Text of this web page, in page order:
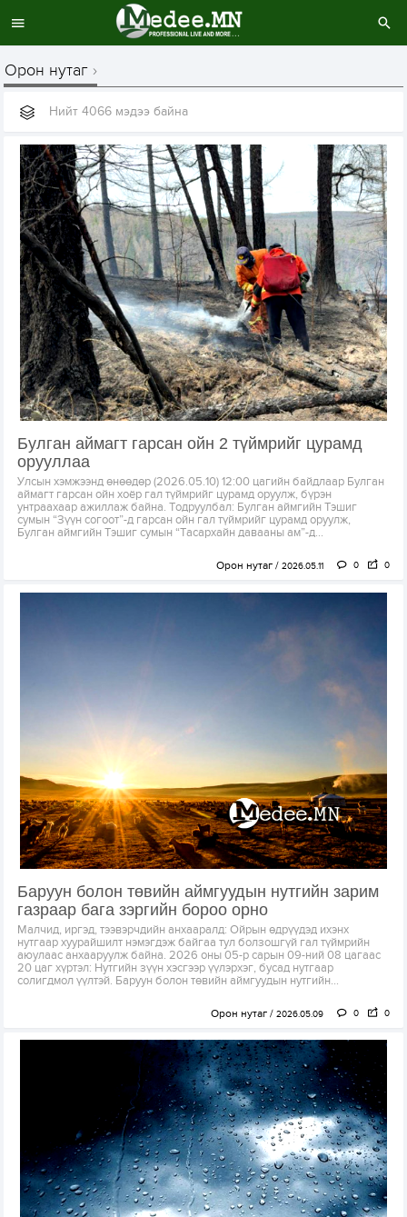
Орон нутаг
Нийт 4066 мэдээ байна
Булган аймагт гарсан ойн 2 түймрийг цурамд
орууллаа
Улсын хэмжээнд өнөөдөр (2026.05.10) 12:00 цагийн байдлаар Булган
аймагт гарсан ойн хоёр гал түймрийг цурамд оруулж, бүрэн
унтраахаар ажиллаж байна. Тодруулбал: Булган аймгийн Тэшиг
сумын “Зүүн согоот”-д гарсан ойн гал түймрийг цурамд оруулж,
Булган аймгийн Тэшиг сумын “Тасархайн давааны ам”-д...
Орон нутаг 2026.05.11 0 0
Баруун болон төвийн аймгуудын нутгийн зарим
газраар бага зэргийн бороо орно
Малчид, иргэд, тээвэрчдийн анхааралд: Ойрын өдрүүдэд ихэнх
нутгаар хуурайшилт нэмэгдэж байгаа тул болзошгүй гал түймрийн
аюулаас анхааруулж байна. 2026 оны 05-р сарын 09-ний 08 цагаас
20 цаг хүртэл: Нутгийн зүүн хэсгээр үүлэрхэг, бусад нутгаар
солигдмол үүлтэй. Баруун болон төвийн аймгуудын нутгийн...
Орон нутаг 2026.05.09 0 0